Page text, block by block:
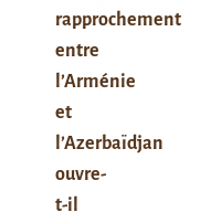
rapprochement
entre
l’Arménie
et
l’Azerbaïdjan
ouvre-
t-il